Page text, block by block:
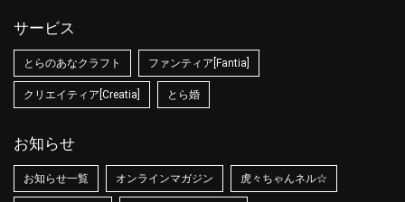
サービス
とらのあなクラフト ファンティア[Fantia]
クリエイティア[Creatia] とら婚
お知らせ
お知らせ一覧 オンラインマガジン 虎々ちゃんネル☆